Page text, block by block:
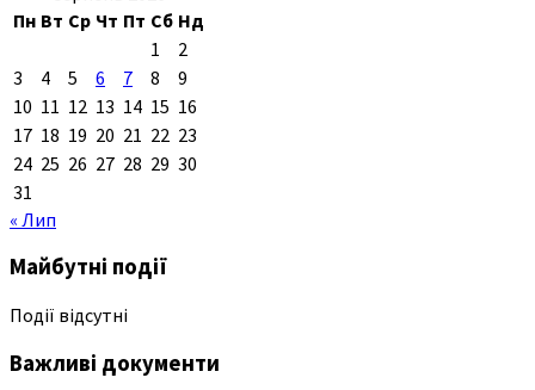
Пн Вт Ср Чт Пт Сб Нд
1
2
3
4 5 6 7 8
9
10 11 12 13 14 15 16
17 18 19 20 21 22 23
24 25 26 27 28 29 30
31
« Лип
Майбутні події
Події відсутні
Важливі документи